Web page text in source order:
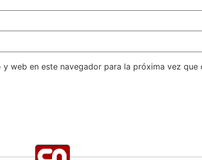
web en este navegador para la próxima vez que